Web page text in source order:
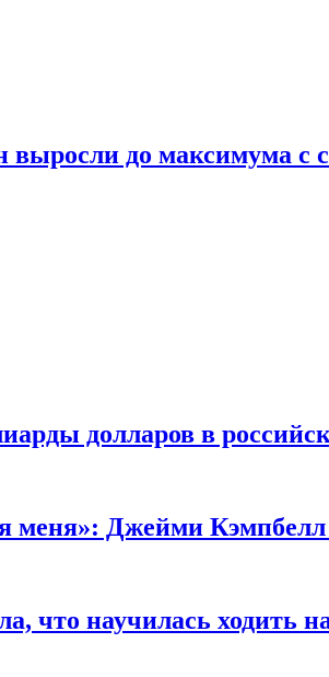
до максимума с
долларов в
меня»: Джейми
что научилась ходить